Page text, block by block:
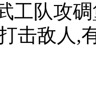
工队攻
击敌人,